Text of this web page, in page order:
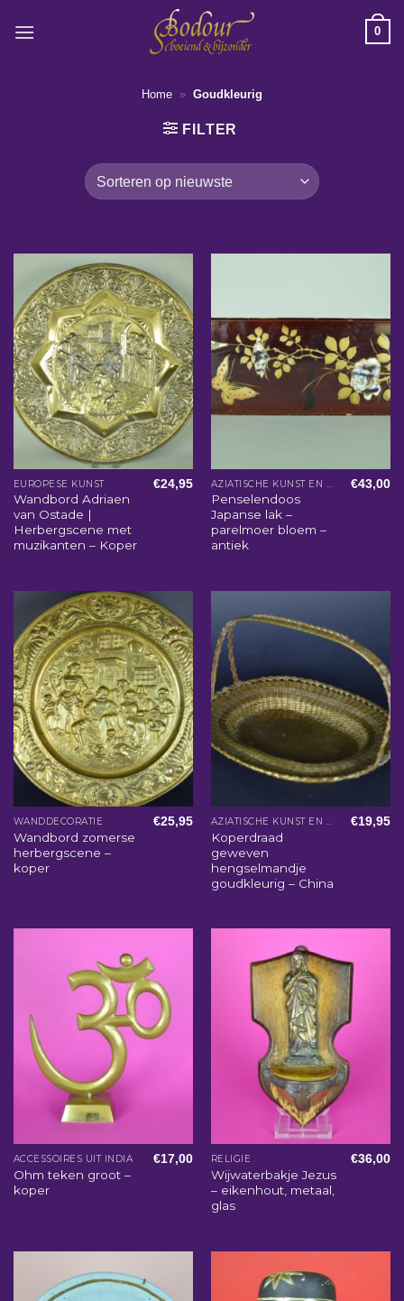
naar
0
Home » Goudkleurig
FILTER
EUROPESE KUNST
Wandbord Adriaen
van Ostade |
Herbergscene met
muzikanten – Koper
€24,95
Penselendoos
Japanse lak –
parelmoer bloem –
antiek
€43,00
WANDDECORATIE
Wandbord zomerse
herbergscene –
koper
€25,95 AZIATISCHE KUNST EN WOONACCESSOIRES
Koperdraad
geweven
hengselmandje
goudkleurig – China
€19,95
ACCESSOIRES UIT INDIA
Ohm teken groot –
koper
€17,00 RELIGIE
Wijwaterbakje Jezus
– eikenhout, metaal,
glas
€36,00